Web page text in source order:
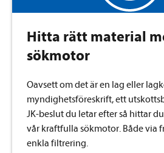
Hitta rätt material
sökmotor
Oavsett om det är en lag eller
myndighetsföreskrift, ett
JK-beslut du letar efter så hittar
vår kraftfulla sökmotor. Både via
enkla filtrering.